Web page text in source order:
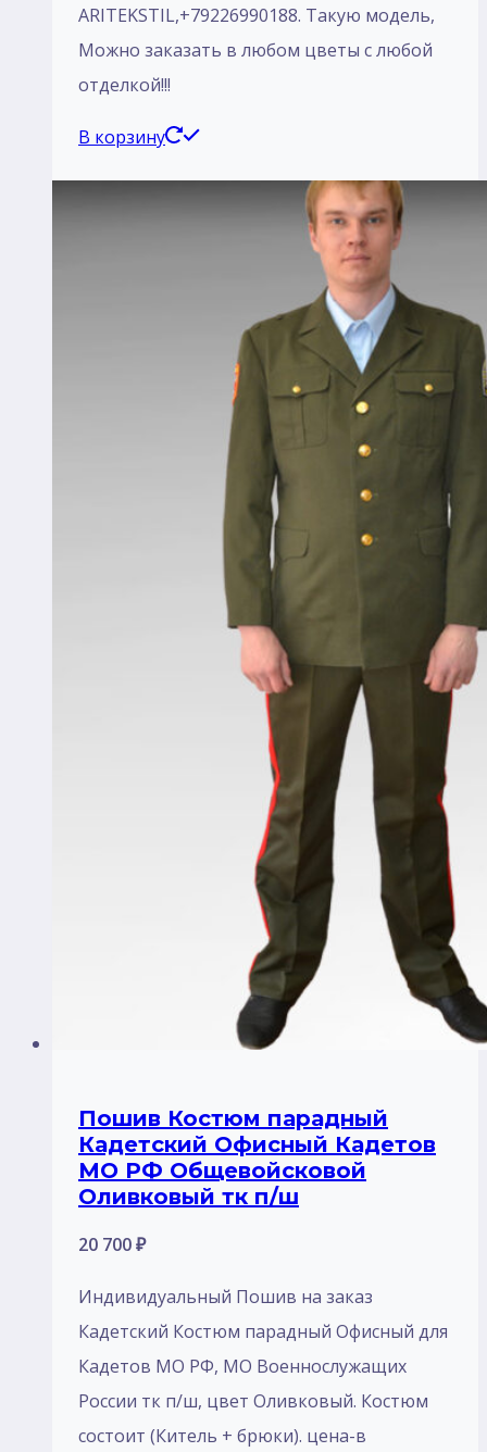
ARITEKSTIL,+79226990188. Такую модель,
Mожно заказать в любом цветы с любой
отделкой!!!
В корзину
Пошив Костюм парадный
Кадетский Офисный Кадетов
МО РФ Общевойсковой
Оливковый тк п/ш
20 700₽
Индивидуальный Пошив на заказ
Кадетский Костюм парадный Офисный для
Кадетов МО РФ, МО Военнослужащих
России тк п/ш, цвет Оливковый. Костюм
состоит (Китель + брюки). цена-в